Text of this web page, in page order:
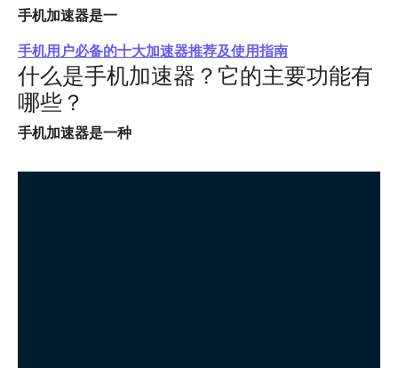
手机加速器是一
手机用户必备的十大加速器推荐及使用指南
什么是手机加速器？它的主要功能有
哪些？
手机加速器是一种